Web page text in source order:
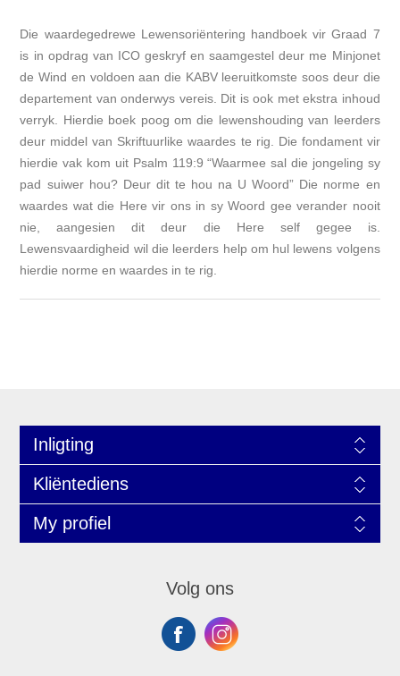
Die waardegedrewe Lewensoriëntering handboek vir Graad 7
is in opdrag van ICO geskryf en saamgestel deur me Minjonet
de Wind en voldoen aan die KABV leeruitkomste soos deur die
departement van onderwys vereis. Dit is ook met ekstra inhoud
verryk. Hierdie boek poog om die lewenshouding van leerders
deur middel van Skriftuurlike waardes te rig. Die fondament vir
hierdie vak kom uit Psalm 119:9 “Waarmee sal die jongeling sy
pad suiwer hou? Deur dit te hou na U Woord” Die norme en
waardes wat die Here vir ons in sy Woord gee verander nooit
nie, aangesien dit deur die Here self gegee is.
Lewensvaardigheid wil die leerders help om hul lewens volgens
hierdie norme en waardes in te rig.
Inligting
Kliëntediens
My profiel
Volg ons